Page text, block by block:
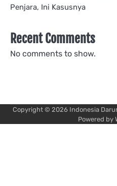
Penjara, Ini Kasusnya
Recent Comments
No comments to show.
Copyright © 2026 Indonesia
Powered by